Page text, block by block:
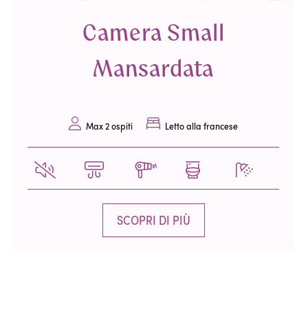
Camera Small
Mansardata
Max 2 ospiti Letto alla francese
SCOPRI DI PIÙ